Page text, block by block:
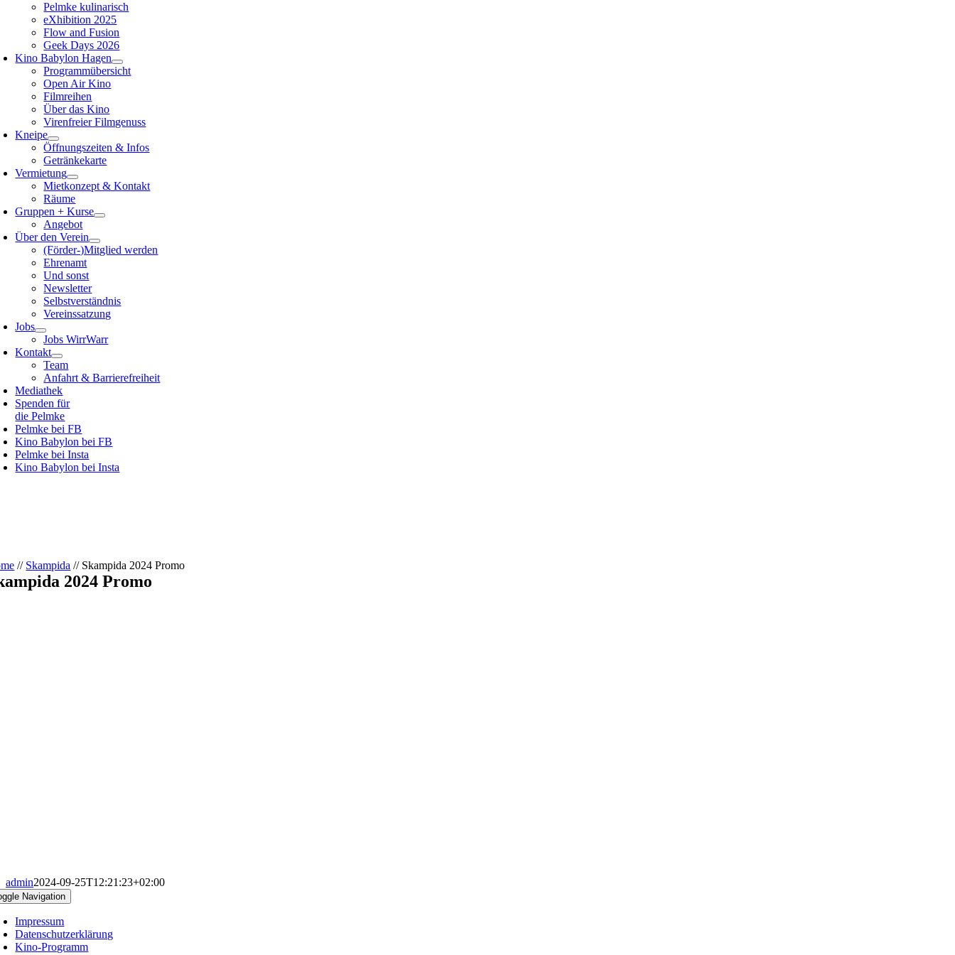
Pelmke kulinarisch
eXhibition 2025
Flow and Fusion
Geek Days 2026
Kino Babylon Hagen
Programmübersicht
Open Air Kino
Filmreihen
Über das Kino
Virenfreier Filmgenuss
Kneipe
Öffnungszeiten & Infos
Getränkekarte
Vermietung
Mietkonzept & Kontakt
Räume
Gruppen + Kurse
Angebot
Über den Verein
(Förder-)Mitglied werden
Ehrenamt
Und sonst
Newsletter
Selbstverständnis
Vereinssatzung
Jobs
Jobs WirrWarr
Kontakt
Team
Anfahrt & Barrierefreiheit
Mediathek
Spenden für
die Pelmke
Pelmke bei FB
Kino Babylon bei FB
Pelmke bei Insta
Kino Babylon bei Insta
// Skampida // Skampida 2024 Promo
2024 Promo
admin2024-09-25T12:21:23+02:00
Navigation
Impressum
Datenschutzerklärung
Kino-Programm